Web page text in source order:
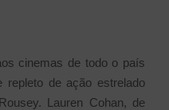
cinemas de todo o país
repleto de ação estrelado
Lauren Cohan, de